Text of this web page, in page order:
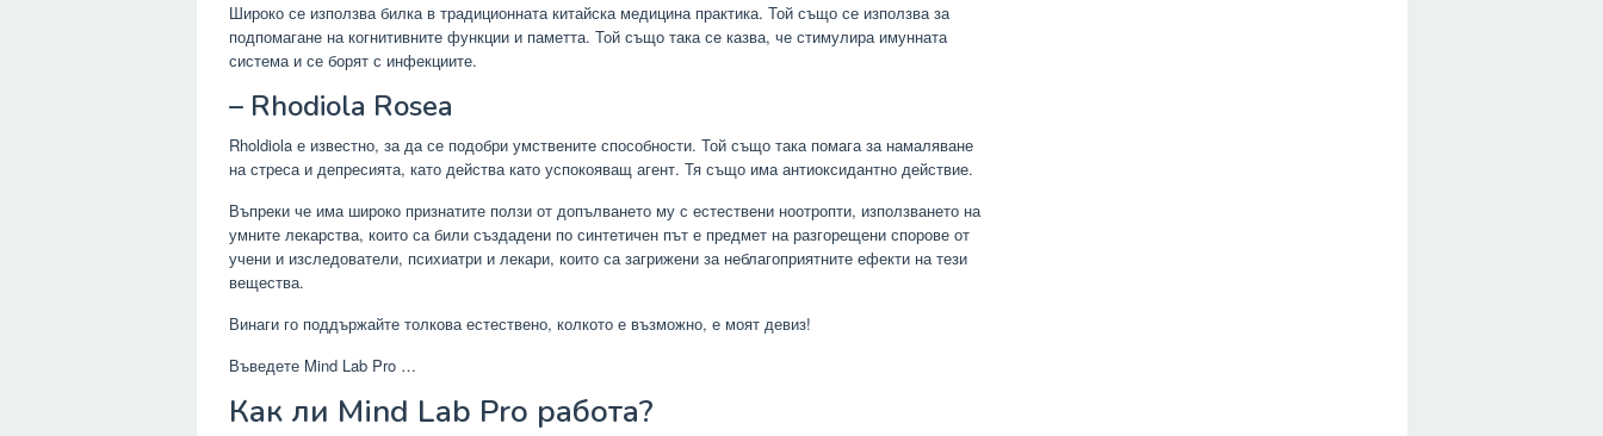
Широко се използва билка в традиционната китайска медицина практика. Той също се използва за
подпомагане на когнитивните функции и паметта. Той също така се казва, че стимулира имунната
система и се борят с инфекциите.
– Rhodiola Rosea
Rholdiola е известно, за да се подобри умствените способности. Той също така помага за намаляване
на стреса и депресията, като действа като успокояващ агент. Тя също има антиоксидантно действие.
Въпреки че има широко признатите ползи от допълването му с естествени ноотропти, използването на
умните лекарства, които са били създадени по синтетичен път е предмет на разгорещени спорове от
учени и изследователи, психиатри и лекари, които са загрижени за неблагоприятните ефекти на тези
вещества.
Винаги го поддържайте толкова естествено, колкото е възможно, е моят девиз!
Въведете Mind Lab Pro …
Как ли Mind Lab Pro работа?